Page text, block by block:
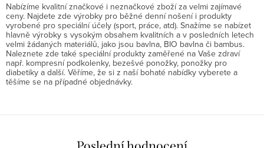
Nabízíme kvalitní značkové i neznačkové zboží za velmi zajímavé
ceny. Najdete zde výrobky pro běžné denní nošení i produkty
vyrobené pro speciální účely (sport, práce, atd). Snažíme se nabízet
hlavně výrobky s vysokým obsahem kvalitních a v posledních letech
velmi žádaných materiálů, jako jsou bavlna, BIO bavlna či bambus.
Naleznete zde také speciální produkty zaměřené na Vaše zdraví
např. kompresní podkolenky, bezešvé ponožky, ponožky pro
diabetiky a další. Věříme, že si z naší bohaté nabídky vyberete a
těšíme se na případné objednávky.